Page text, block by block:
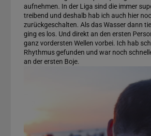
aufnehmen. In der Liga sind die immer
treibend und deshalb hab ich auch hier
zurückgeschalten. Als das Wasser dann
ging es los. Und direkt an den ersten
ganz vordersten Wellen vorbei. Ich hab
Rhythmus gefunden und war noch
an der ersten Boje.